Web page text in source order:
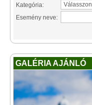
Kategória:
Esemény neve:
GALÉRIA AJÁNLÓ